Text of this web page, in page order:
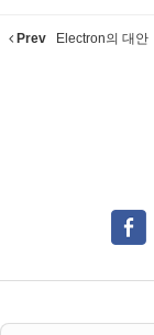
Prev Electron의 대안